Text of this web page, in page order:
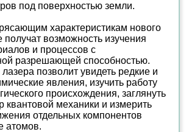
под поверхностью земли.
характеристикам нового
получат возможность изучения
и процессов с
разрешающей способностью.
позволит увидеть редкие и
явления, изучить работу
происхождения, заглянуть
квантовой механики и измерить
отдельных компонентов
атомов.